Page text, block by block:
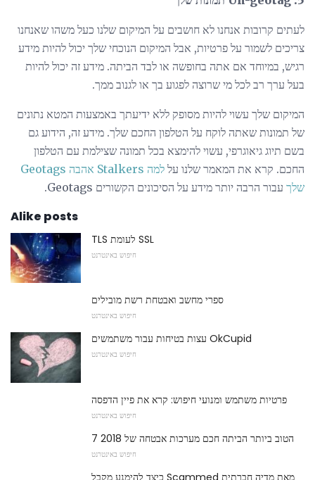
לעתים קרובות אנחנו לא חושבים על המיקום שלנו כעל משהו שאנחנו
צריכים לשמור על פרטיות, אבל המיקום הנוכחי שלך יכול להיות מידע
רגיש, במיוחד אם אתה בחופשה או לבד הביתה. מידע זה יכול להיות
בעל ערך רב לכל מי שרוצה לפגוע בך או לגנוב ממך.
המיקום שלך עשוי להיות מסופק ללא ידיעתך באמצעות המטא נתונים
של תמונות שאתה לוקח על הטלפון החכם שלך. מידע זה, הידוע גם
בשם תיוג גיאוגרפי, עשוי להימצא בכל תמונה שצילמת עם הטלפון
החכם. קרא את המאמר שלנו על
למה Stalkers אהבה Geotags
שלך עבור הרבה יותר מידע על הסיכונים הקשורים Geotags.
Alike posts
TLS לעומת SSL
חיפוש באינטרנט
ספרי מחשב ואבטחת רשת מובילים
חיפוש באינטרנט
עצות בטיחות עבור משתמשים OkCupid
חיפוש באינטרנט
פרטיות משתמש ומנועי חיפוש: קרא את פיין הדפסה
חיפוש באינטרנט
7 הטוב ביותר הביתה חכם מערכות אבטחה של 2018
חיפוש באינטרנט